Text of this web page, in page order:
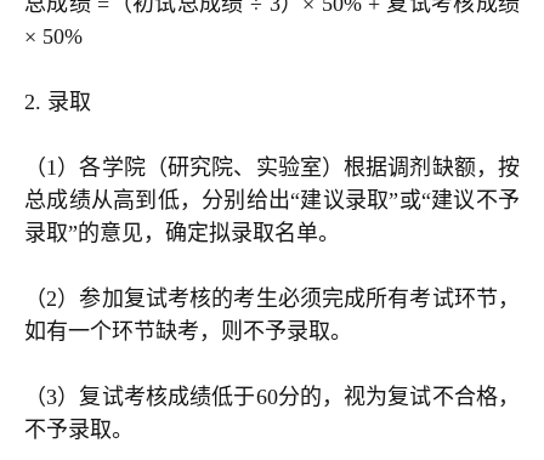
× 50%
2. 录取
（1）各学院（研究院、实验室）根据调剂缺额，按
总成绩从高到低，分别给出“建议录取”或“建议不予
录取”的意见，确定拟录取名单。
（2）参加复试考核的考生必须完成所有考试环节，
如有一个环节缺考，则不予录取。
（3）复试考核成绩低于60分的，视为复试不合格，
不予录取。